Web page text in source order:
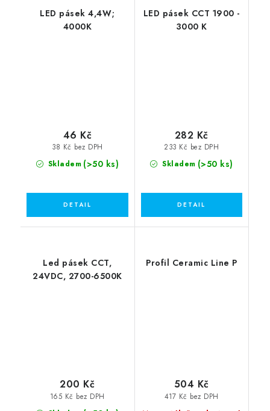
LED pásek 4,4W;
4000K
Skladem (>50 ks)
38 Kč bez DPH
46 Kč
LED pásek CCT 1900 -
3000 K
Skladem (>50 ks)
233 Kč bez DPH
282 Kč
Led pásek CCT,
24VDC, 2700-6500K
165 Kč bez DPH
200 Kč
Profil Ceramic Line P
417 Kč bez DPH
504 Kč